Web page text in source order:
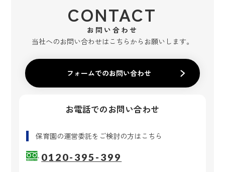
CONTACT
お問い合わせ
当社へのお問い合わせはこちらからお願いします。
フォームでのお問い合わせ
お電話でのお問い合わせ
保育園の運営委託をご検討の方はこちら
0120-395-399